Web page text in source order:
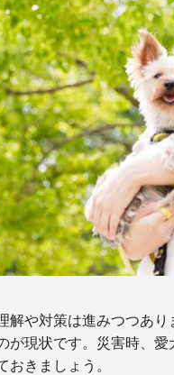
解や対策は進みつつあ
現状です。災害時、
きましょう。